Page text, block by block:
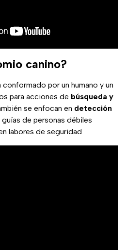
canino?
conformado por un humano y un
para acciones de búsqueda y
se enfocan en detección
guías de personas débiles
labores de seguridad